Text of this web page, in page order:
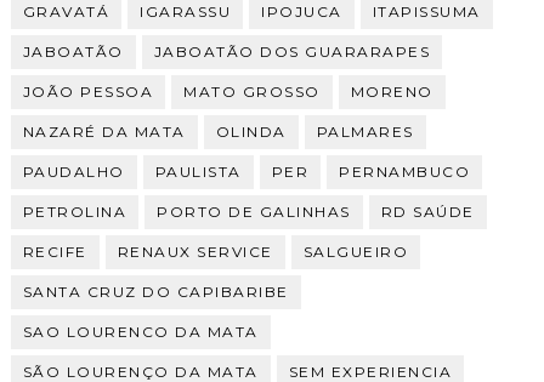
GRAVATÁ IGARASSU IPOJUCA ITAPISSUMA
JABOATÃO JABOATÃO DOS GUARARAPES
JOÃO PESSOA MATO GROSSO MORENO
NAZARÉ DA MATA OLINDA PALMARES
PAUDALHO PAULISTA PER PERNAMBUCO
PETROLINA PORTO DE GALINHAS RD SAÚDE
RECIFE RENAUX SERVICE SALGUEIRO
SANTA CRUZ DO CAPIBARIBE
SAO LOURENCO DA MATA
SÃO LOURENÇO DA MATA SEM EXPERIENCIA